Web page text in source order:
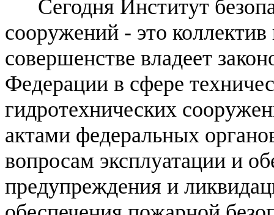
Сегодня Институт
сооружений - это
совершенстве владеет
Федерации в сфере
гидротехнических
актами федеральных
вопросам эксплуатации и
предупреждения и